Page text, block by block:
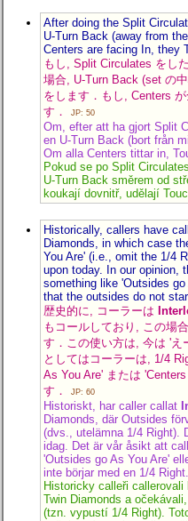
After doing the Split
U-Turn Back (away from
Centers are facing In, they
もし, Split Circulates をし
場合, U-Turn Back (set の
をします．もし, Centers
す．
JP: 50
Om, efter att ha gjort Split
en U-Turn Back (bort från
Om alla Centers tittar in,
Pokud se po Split
U-Turn Back směrem od
koukají dovnitř, udělají
Historically, callers have
Diamonds, in which case
You Are' (i.e., omit the 1/4
upon today. In our opinion,
something like 'Outsides
that the outsides do not
歴史的に, コーラーは
もコールしており, この場
す．この使い方は, 今は 'え
としてはコーラーは, 1/4
As You Are' または
す．
JP: 60
Historiskt, har caller callat
Diamonds, där Outsides
(dvs., utelämna 1/4 Right).
idag. Det är vår åsikt att
'Outsides go As You Are'
inte börjar med en 1/4 Right.
Historicky calleři callerovali
Twin Diamonds a
(tzn. vypustí 1/4 Right).